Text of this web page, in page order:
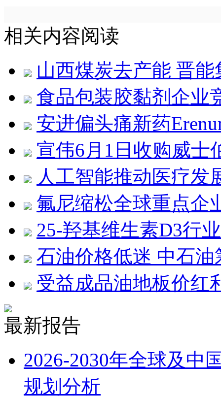
相关内容阅读
山西煤炭去产能 晋
食品包装胶黏剂企业
安进偏头痛新药
宣伟6月1日收购威士
人工智能推动医疗发
氟尼缩松全球重点企
25-羟基维生素D3行
石油价格低迷 中石油
受益成品油地板价红
最新报告
2026-2030年全球及中
规划分析